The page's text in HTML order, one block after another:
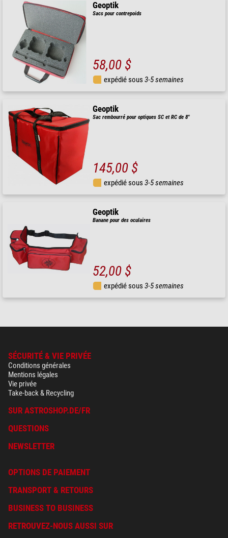
Geoptik
Sacs pour contrepoids
58,00 $
expédié sous3-5 semaines
Geoptik
Sac rembourré pour optiques SC et RC de 8"
145,00 $
expédié sous3-5 semaines
Geoptik
Banane pour des oculaires
52,00 $
expédié sous3-5 semaines
SÉCURITÉ & VIE PRIVÉE
Conditions générales
Mentions légales
Vie privée
Take-back & Recycling
SUR ASTROSHOP.DE/FR
QUESTIONS
NEWSLETTER
OPTIONS DE PAIEMENT
TRANSPORT & RETOURS
BUSINESS TO BUSINESS
RETROUVEZ-NOUS AUSSI SUR